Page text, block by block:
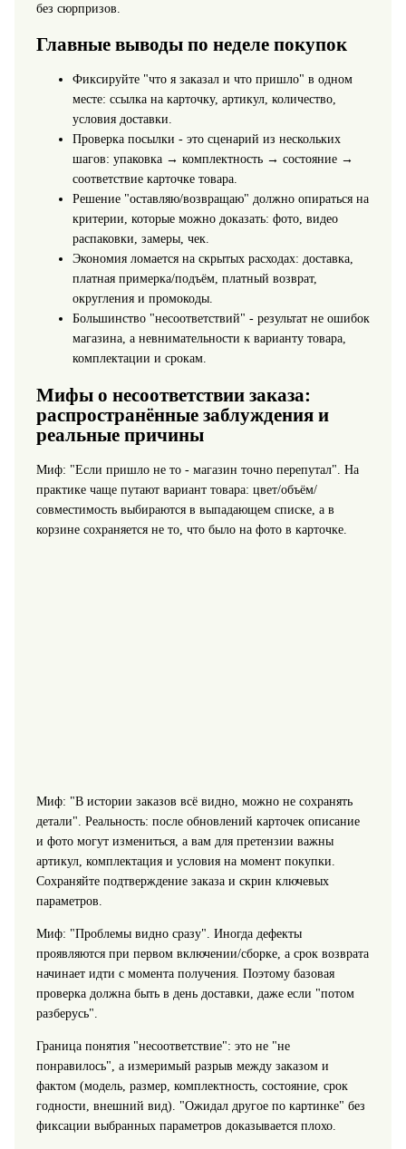
без сюрпризов.
Главные выводы по неделе покупок
Фиксируйте "что я заказал и что пришло" в одном
месте: ссылка на карточку, артикул, количество,
условия доставки.
Проверка посылки - это сценарий из нескольких
шагов: упаковка → комплектность → состояние →
соответствие карточке товара.
Решение "оставляю/возвращаю" должно опираться на
критерии, которые можно доказать: фото, видео
распаковки, замеры, чек.
Экономия ломается на скрытых расходах: доставка,
платная примерка/подъём, платный возврат,
округления и промокоды.
Большинство "несоответствий" - результат не ошибок
магазина, а невнимательности к варианту товара,
комплектации и срокам.
Мифы о несоответствии заказа:
распространённые заблуждения и
реальные причины
Миф: "Если пришло не то - магазин точно перепутал". На
практике чаще путают вариант товара: цвет/объём/
совместимость выбираются в выпадающем списке, а в
корзине сохраняется не то, что было на фото в карточке.
Миф: "В истории заказов всё видно, можно не сохранять
детали". Реальность: после обновлений карточек описание
и фото могут измениться, а вам для претензии важны
артикул, комплектация и условия на момент покупки.
Сохраняйте подтверждение заказа и скрин ключевых
параметров.
Миф: "Проблемы видно сразу". Иногда дефекты
проявляются при первом включении/сборке, а срок возврата
начинает идти с момента получения. Поэтому базовая
проверка должна быть в день доставки, даже если "потом
разберусь".
Граница понятия "несоответствие": это не "не
понравилось", а измеримый разрыв между заказом и
фактом (модель, размер, комплектность, состояние, срок
годности, внешний вид). "Ожидал другое по картинке" без
фиксации выбранных параметров доказывается плохо.